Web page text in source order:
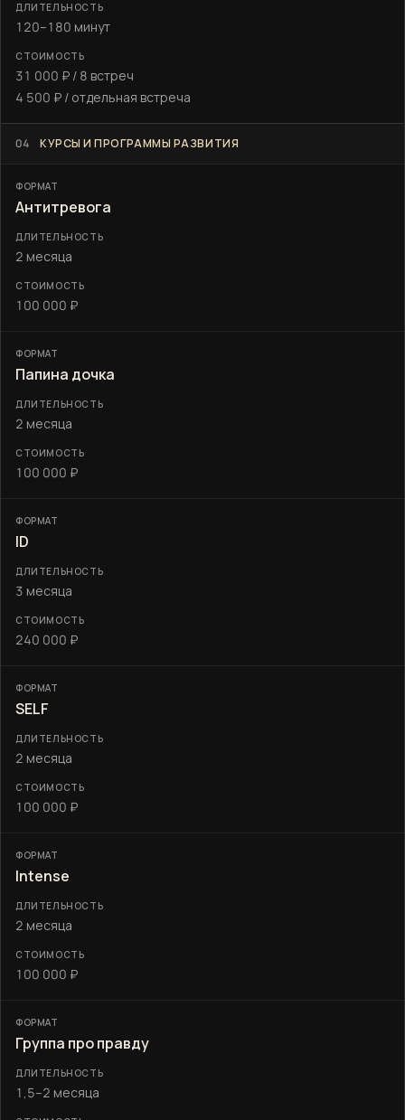
120–180 минут
31 000 ₽ / 8 встреч
4 500 ₽ / отдельная встреча
04 КУРСЫ И ПРОГРАММЫ РАЗВИТИЯ
Антитревога
2 месяца
100 000 ₽
Папина дочка
2 месяца
100 000 ₽
ID
3 месяца
240 000 ₽
SELF
2 месяца
100 000 ₽
Intense
2 месяца
100 000 ₽
Группа про правду
1,5–2 месяца